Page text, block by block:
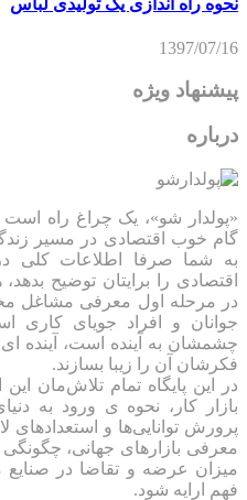
نحوه راه اندازی یک تولیدی لباس
1397/07/16
پیشنهاد ویژه
درباره
«پولدار شو»، یک چراغ راه
گام خوب اقتصادی در مسیر
به شما صرفا اطلاعات کلی
اقتصادی را برایتان توضیح
در مرحله اول معرفی مشاغل
جوانان و افراد جویای کاری
چشمشان به آینده است، آینده
فکرشان آن را زیبا بسازند.
در این پایگاه تمام تلاش‌مان
بازار کار، نحوه ی ورود به
پرورش توانایی‌ها و استعدادهای
معرفی بازارهای جهانی،
میزان عرضه و تقاضا در
فهم ارایه شود.